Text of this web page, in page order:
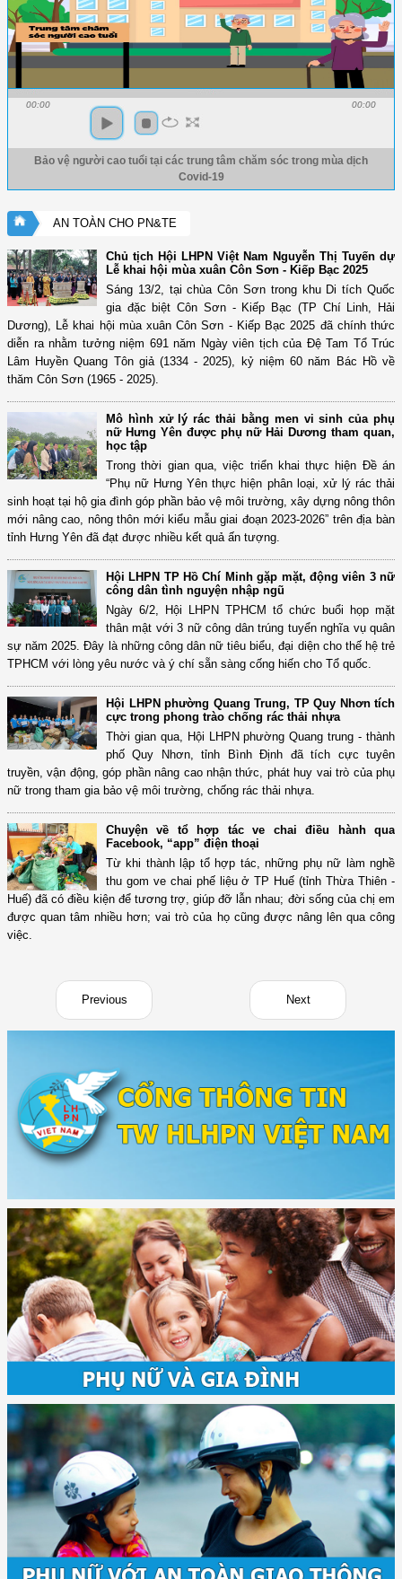
00:00 00:00
Bảo vệ người cao tuổi tại các trung tâm chăm sóc trong mùa dịch
Covid-19
AN TOÀN CHO PN&TE
Chủ tịch Hội LHPN Việt Nam Nguyễn Thị Tuyến dự
Lễ khai hội mùa xuân Côn Sơn - Kiếp Bạc 2025
Sáng 13/2, tại chùa Côn Sơn trong khu Di tích Quốc
gia đặc biệt Côn Sơn - Kiếp Bạc (TP Chí Linh, Hải
Dương), Lễ khai hội mùa xuân Côn Sơn - Kiếp Bạc 2025 đã chính thức
diễn ra nhằm tưởng niệm 691 năm Ngày viên tịch của Đệ Tam Tổ Trúc
Lâm Huyền Quang Tôn giả (1334 - 2025), kỷ niệm 60 năm Bác Hồ về
thăm Côn Sơn (1965 - 2025).
Mô hình xử lý rác thải bằng men vi sinh của phụ
nữ Hưng Yên được phụ nữ Hải Dương tham quan,
học tập
Trong thời gian qua, việc triển khai thực hiện Đề án
“Phụ nữ Hưng Yên thực hiện phân loại, xử lý rác thải
sinh hoạt tại hộ gia đình góp phần bảo vệ môi trường, xây dựng nông thôn
mới nâng cao, nông thôn mới kiểu mẫu giai đoạn 2023-2026” trên địa bàn
tỉnh Hưng Yên đã đạt được nhiều kết quả ấn tượng.
Hội LHPN TP Hồ Chí Minh gặp mặt, động viên 3 nữ
công dân tình nguyện nhập ngũ
Ngày 6/2, Hội LHPN TPHCM tổ chức buổi họp mặt
thân mật với 3 nữ công dân trúng tuyển nghĩa vụ quân
sự năm 2025. Đây là những công dân nữ tiêu biểu, đại diện cho thế hệ trẻ
TPHCM với lòng yêu nước và ý chí sẵn sàng cống hiến cho Tổ quốc.
Hội LHPN phường Quang Trung, TP Quy Nhơn tích
cực trong phong trào chống rác thải nhựa
Thời gian qua, Hội LHPN phường Quang trung - thành
phố Quy Nhơn, tỉnh Bình Định đã tích cực tuyên
truyền, vận động, góp phần nâng cao nhận thức, phát huy vai trò của phụ
nữ trong tham gia bảo vệ môi trường, chống rác thải nhựa.
Chuyện về tổ hợp tác ve chai điều hành qua
Facebook, “app” điện thoại
Từ khi thành lập tổ hợp tác, những phụ nữ làm nghề
thu gom ve chai phế liệu ở TP Huế (tỉnh Thừa Thiên -
Huế) đã có điều kiện để tương trợ, giúp đỡ lẫn nhau; đời sống của chị em
được quan tâm nhiều hơn; vai trò của họ cũng được nâng lên qua công
việc.
Previous Next